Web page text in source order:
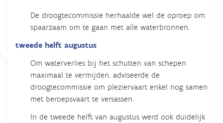
De droogtecommissie herhaalde wel de oproep om
spaarzaam om te gaan met alle waterbronnen.
tweede helft augustus
Om waterverlies bij het schutten van schepen
maximaal te vermijden, adviseerde de
droogtecommissie om pleziervaart enkel nog samen
met beroepsvaart te versassen.
In de tweede helft van augustus werd ook duidelijk